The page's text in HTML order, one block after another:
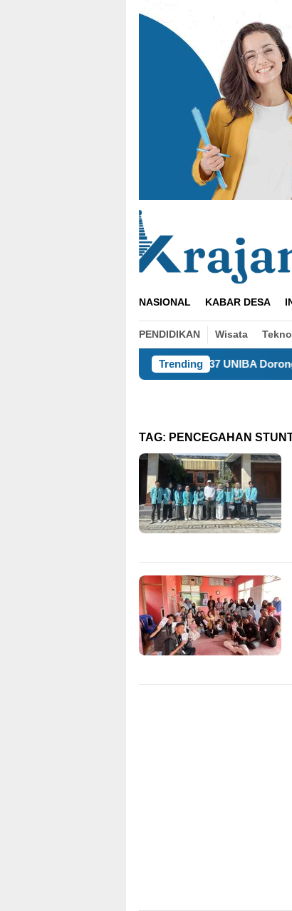
NASIONAL KABAR DESA
PENDIDIKAN Wisata
Trending
KKM 37 UNIBA Dorong Warga Undar
TAG: PENCEGAHAN